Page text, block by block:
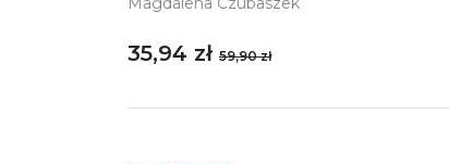
35,94 zł 59,90 zł